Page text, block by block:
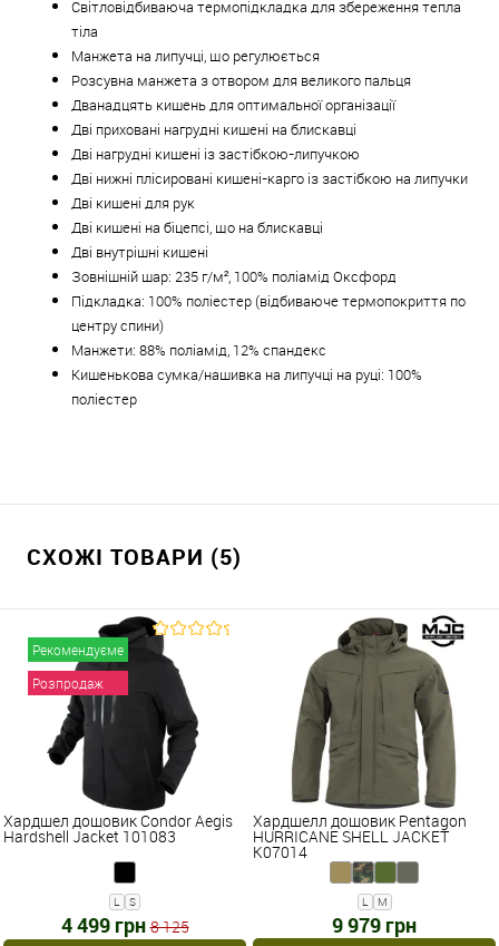
Світловідбиваюча термопідкладка для збереження тепла
тіла
Манжета на липучці, що регулюється
Розсувна манжета з отвором для великого пальця
Дванадцять кишень для оптимальної організації
Дві приховані нагрудні кишені на блискавці
Дві нагрудні кишені із застібкою-липучкою
Дві нижні плісировані кишені-карго із застібкою на липучки
Дві кишені для рук
Дві кишені на біцепсі, що на блискавці
Дві внутрішні кишені
Зовнішній шар: 235 г/м², 100% поліамід Оксфорд
Підкладка: 100% поліестер (відбиваюче термопокриття по
центру спини)
Манжети: 88% поліамід, 12% спандекс
Кишенькова сумка/нашивка на липучці на руці: 100%
поліестер
СХОЖІ ТОВАРИ (5)
Рекомендуєме
Розпродаж
Хардшел дощовик Condor Aegis
Hardshell Jacket 101083
L S
4 499 грн 8 125
Хардшелл дощовик Pentagon
HURRICANE SHELL JACKET
K07014
L M
9 979 грн